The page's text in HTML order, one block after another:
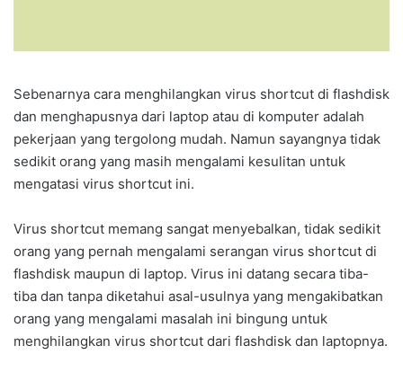
Sebenarnya cara menghilangkan virus shortcut di flashdisk
dan menghapusnya dari laptop atau di komputer adalah
pekerjaan yang tergolong mudah. Namun sayangnya tidak
sedikit orang yang masih mengalami kesulitan untuk
mengatasi virus shortcut ini.
Virus shortcut memang sangat menyebalkan, tidak sedikit
orang yang pernah mengalami serangan virus shortcut di
flashdisk maupun di laptop. Virus ini datang secara tiba-
tiba dan tanpa diketahui asal-usulnya yang mengakibatkan
orang yang mengalami masalah ini bingung untuk
menghilangkan virus shortcut dari flashdisk dan laptopnya.